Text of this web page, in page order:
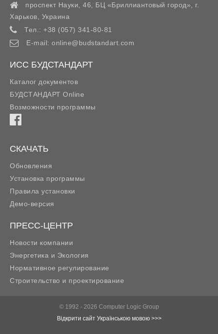
проспект Науки, 46, БЦ «Бриллиантовый город»,
г.
Харьков
Украина
Тел.: +38 (057) 341-80-81
E-mail: online@budstandart.com
ИСС БУДСТАНДАРТ
Каталог документов
БУДСТАНДАРТ Online
Возможности программы
СКАЧАТЬ
Обновления
Установка программы
Правила установки
Демо-версия
ПРЕСС-ЦЕНТР
Новости компании
Энергетика и Экология
Нормативное регулирование
Строительство и проектирование
© 1992 - 2026 Computer Logic Group
Відкрити сайт Українською мовою >>>